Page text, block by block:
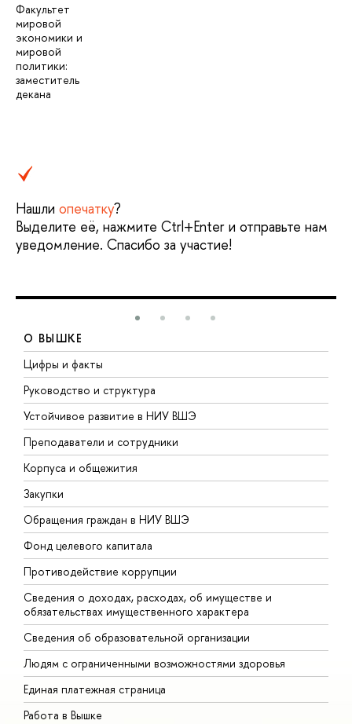
Факультет
мировой
экономики и
мировой
политики:
заместитель
декана
Нашли опечатку?
Выделите её, нажмите Ctrl+Enter и отправьте нам
уведомление. Спасибо за участие!
О ВЫШКЕ
Цифры и факты
Руководство и структура
Устойчивое развитие в НИУ ВШЭ
Преподаватели и сотрудники
Корпуса и общежития
Закупки
Обращения граждан в НИУ ВШЭ
Фонд целевого капитала
Противодействие коррупции
Сведения о доходах, расходах, об имуществе и
обязательствах имущественного характера
Сведения об образовательной организации
Людям с ограниченными возможностями здоровья
Единая платежная страница
Работа в Вышке